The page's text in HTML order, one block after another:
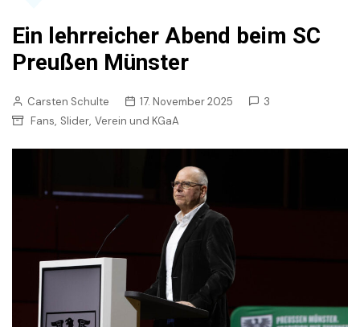
Ein lehrreicher Abend beim SC
Preußen Münster
Carsten Schulte 17. November 2025
3
Fans, Slider, Verein und KGaA